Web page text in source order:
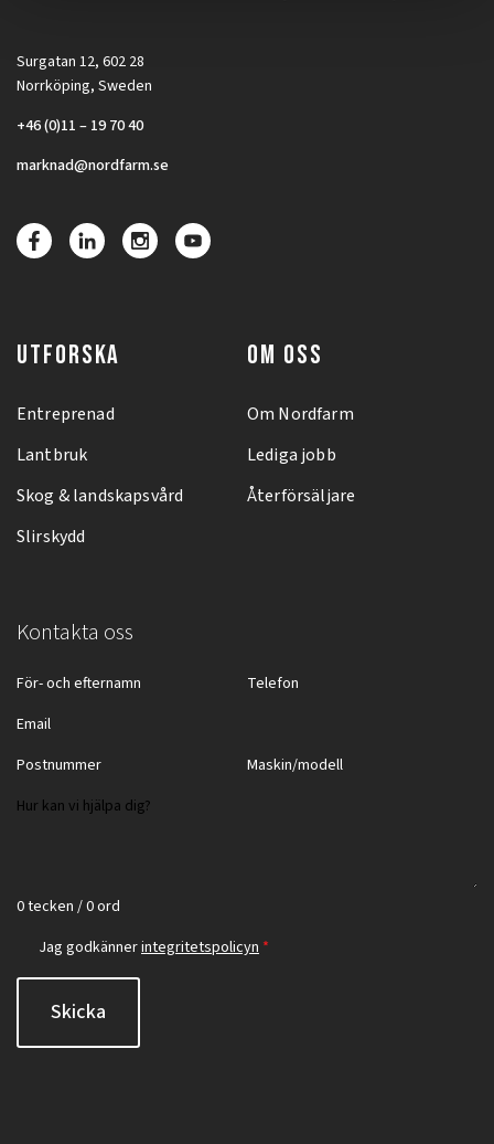
Surgatan 12, 602 28
Norrköping, Sweden
+46 (0)11 – 19 70 40
marknad@nordfarm.se
UTFORSKA
Entreprenad
Lantbruk
Skog & landskapsvård
Slirskydd
OM OSS
Om Nordfarm
Lediga jobb
Återförsäljare
Kontakta oss
0 tecken / 0 ord
Jag godkännerintegritetspolicyn *
Skicka